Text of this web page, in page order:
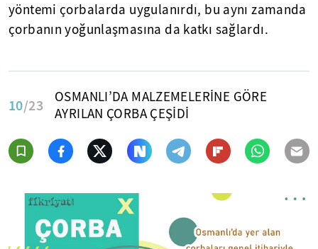
yöntemi çorbalarda uygulanırdı, bu aynı zamanda
çorbanın yoğunlaşmasına da katkı sağlardı.
10/23
OSMANLI’DA MALZEMELERİNE GÖRE
AYRILAN ÇORBA ÇEŞİDİ